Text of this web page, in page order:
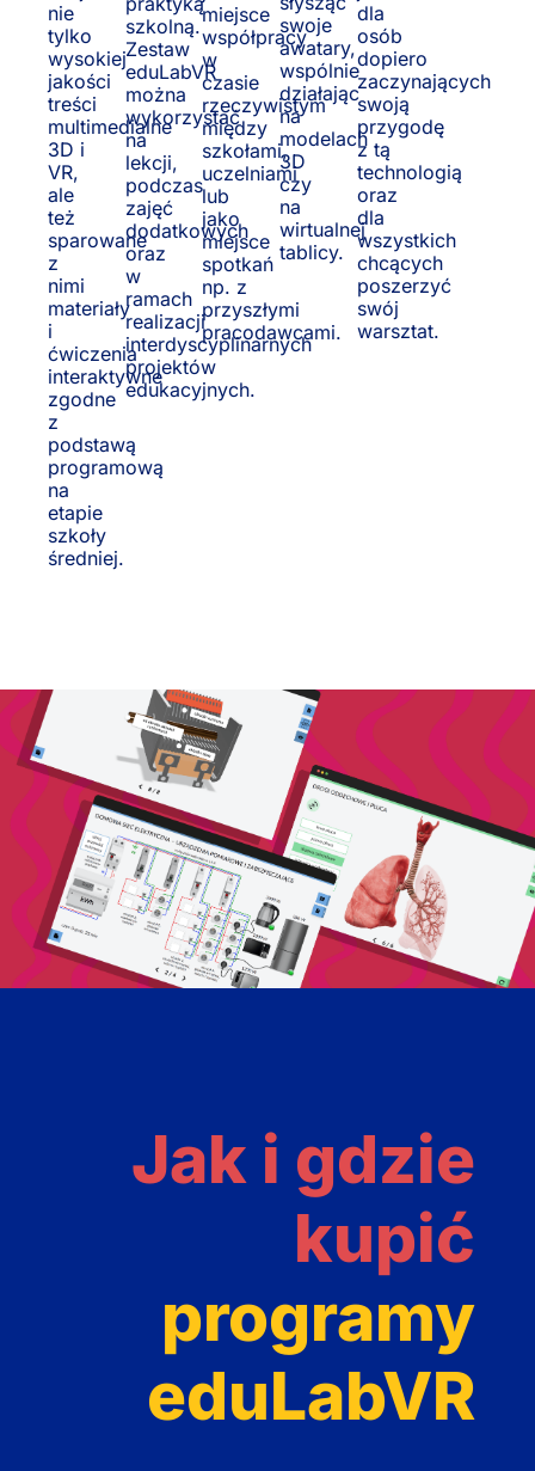
nie
tylko
wysokiej
jakości
treści
multimedialne
3D i
VR,
ale
też
sparowane
z
nimi
materiały
i
ćwiczenia
interaktywne
zgodne
z
podstawą
programową
na
etapie
szkoły
średniej.
szkolną.
Zestaw
eduLabVR
można
wykorzystać
na
lekcji,
podczas
zajęć
dodatkowych
oraz
w
ramach
realizacji
interdyscyplinarnych
projektów
edukacyjnych.
miejsce
współpracy
w
czasie
rzeczywistym
między
szkołami,
uczelniami
lub
jako
miejsce
spotkań
np. z
przyszłymi
pracodawcami.
swoje
awatary,
wspólnie
działając
na
modelach
3D
czy
na
wirtualnej
tablicy.
dla
osób
dopiero
zaczynających
swoją
przygodę
z tą
technologią
oraz
dla
wszystkich
chcących
poszerzyć
swój
warsztat.
Jak i gdzie
kupić
programy
eduLabVR